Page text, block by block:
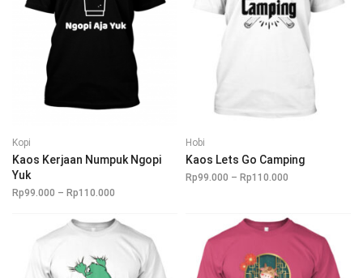
Kopi
Kaos Kerjaan Numpuk Ngopi
Yuk
Rp99.000 – Rp110.000
hingga
Rp110.000
Hobi
Kaos Lets Go Camping
Rp99.000 – Rp110.000
Rp110.000